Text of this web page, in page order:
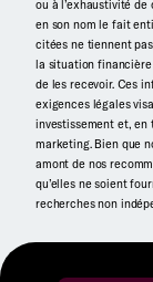
ou à l’exhaustivité
en son nom le fait
citées ne tiennent
la situation financière
de les recevoir. Ces
exigences légales
investissement et, en
marketing. Bien que
amont de nos
qu’elles ne soient
recherches non